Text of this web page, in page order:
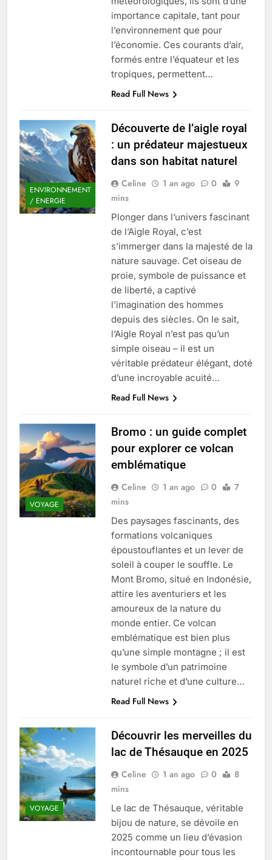
importance capitale, tant pour
l’environnement que pour
l’économie. Ces courants d’air,
formés entre l’équateur et les
tropiques, permettent…
Read Full News
ENVIRONNEMENT
/ ENERGIE
Découverte de l’aigle royal
: un prédateur majestueux
dans son habitat naturel
Celine 1 an ago 0
9
mins
Plonger dans l’univers fascinant
de l’Aigle Royal, c’est
s’immerger dans la majesté de la
nature sauvage. Cet oiseau de
proie, symbole de puissance et
de liberté, a captivé
l’imagination des hommes
depuis des siècles. On le sait,
l’Aigle Royal n’est pas qu’un
simple oiseau – il est un
véritable prédateur élégant, doté
d’une incroyable acuité…
Read Full News
VOYAGE
Bromo : un guide complet
pour explorer ce volcan
emblématique
Celine 1 an ago 0
7
mins
Des paysages fascinants, des
formations volcaniques
époustouflantes et un lever de
soleil à couper le souffle. Le
Mont Bromo, situé en Indonésie,
attire les aventuriers et les
amoureux de la nature du
monde entier. Ce volcan
emblématique est bien plus
qu’une simple montagne ; il est
le symbole d’un patrimoine
naturel riche et d’une culture…
Read Full News
VOYAGE
Découvrir les merveilles du
lac de Thésauque en 2025
Celine 1 an ago 0
8
mins
Le lac de Thésauque, véritable
bijou de nature, se dévoile en
2025 comme un lieu d’évasion
incontournable pour tous les